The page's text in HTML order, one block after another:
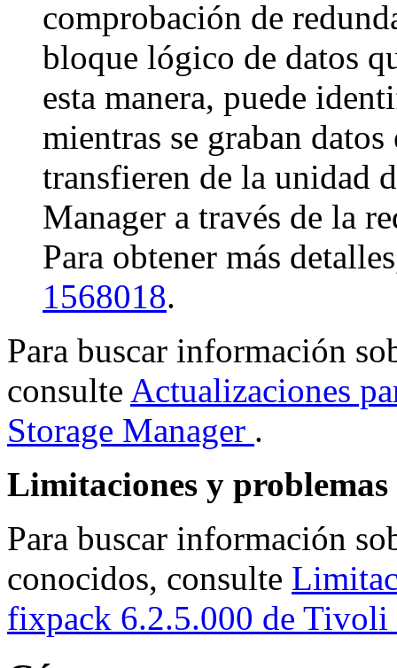
comprobación de
bloque lógico de datos
esta manera, puede
mientras se graban
transfieren de la unidad
Manager a través de la
Para obtener más
1568018.
Para buscar información
consulte Actualizaciones
Storage Manager .
Limitaciones y problemas
Para buscar información
conocidos, consulte
fixpack 6.2.5.000 de Tivoli